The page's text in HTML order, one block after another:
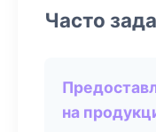
Часто
на